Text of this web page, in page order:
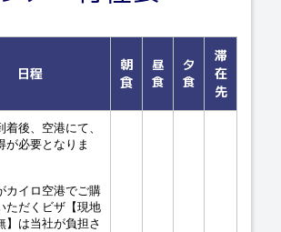
日程
朝
食
昼
食
夕
食
滞
在
先
着後、空港にて、
が必要となりま
カイロ空港でご購
ただくビザ【現地
】は当社が負担さ